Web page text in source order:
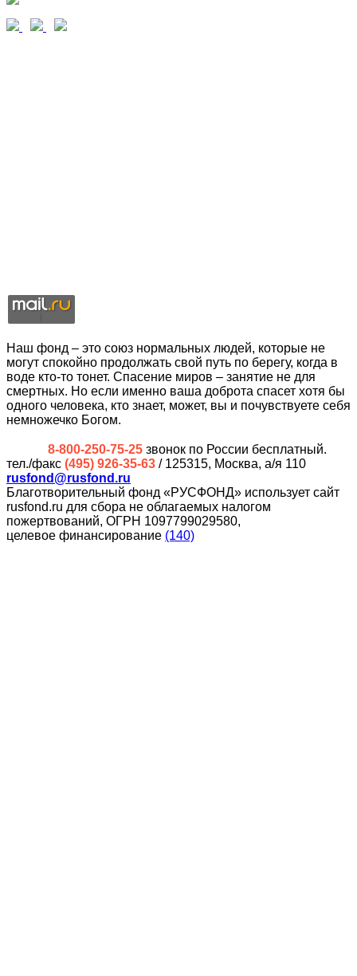
Наш фонд – это союз нормальных людей, которые не
могут спокойно продолжать свой путь по берегу, когда в
воде кто-то тонет. Спасение миров – занятие не для
смертных. Но если именно ваша доброта спасет хотя бы
одного человека, кто знает, может, вы и почувствуете себя
немножечко Богом.
8-800-250-75-25 звонок по России бесплатный.
тел./факс (495) 926-35-63 / 125315, Москва, а/я 110
rusfond@rusfond.ru
Благотворительный фонд «РУСФОНД» использует сайт
rusfond.ru для сбора не облагаемых налогом
пожертвований, ОГРН 1097799029580,
целевое финансирование (140)